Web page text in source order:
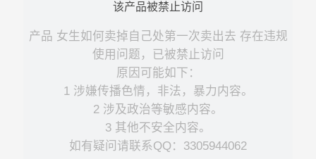
该产品被禁止访问
产品 女生如何卖掉自己处第一次卖出去 存在违规
使用问题，已被禁止访问
原因可能如下：
1 涉嫌传播色情，非法，暴力内容。
2 涉及政治等敏感内容。
3 其他不安全内容。
如有疑问请联系QQ：3305944062